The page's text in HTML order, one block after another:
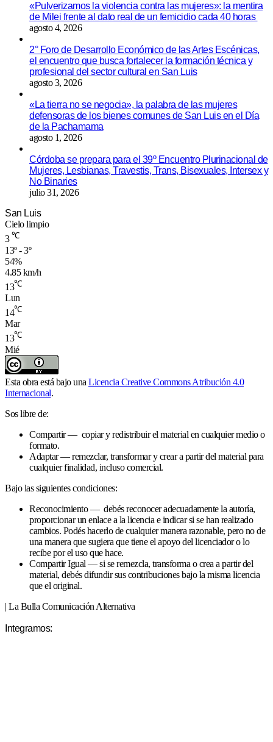
«Pulverizamos la violencia contra las mujeres»: la mentira
de Milei frente al dato real de un femicidio cada 40 horas
agosto 4, 2026
2° Foro de Desarrollo Económico de las Artes Escénicas,
el encuentro que busca fortalecer la formación técnica y
profesional del sector cultural en San Luis
agosto 3, 2026
«La tierra no se negocia», la palabra de las mujeres
defensoras de los bienes comunes de San Luis en el Día
de la Pachamama
agosto 1, 2026
Córdoba se prepara para el 39º Encuentro Plurinacional de
Mujeres, Lesbianas, Travestis, Trans, Bisexuales, Intersex y
No Binaries
julio 31, 2026
San Luis
Cielo limpio
3 ℃
13º - 3º
54%
4.85 km/h
13℃
Lun
14℃
Mar
13℃
Mié
Esta obra está bajo una Licencia Creative Commons Atribución 4.0
Internacional.
Sos libre de:
Compartir — copiar y redistribuir el material en cualquier medio o
formato.
Adaptar — remezclar, transformar y crear a partir del material para
cualquier finalidad, incluso comercial.
Bajo las siguientes condiciones:
Reconocimiento — debés reconocer adecuadamente la autoría,
proporcionar un enlace a la licencia e indicar si se han realizado
cambios. Podés hacerlo de cualquier manera razonable, pero no de
una manera que sugiera que tiene el apoyo del licenciador o lo
recibe por el uso que hace.
Compartir Igual — si se remezcla, transforma o crea a partir del
material, debés difundir sus contribuciones bajo la misma licencia
que el original.
| La Bulla Comunicación Alternativa
Integramos: